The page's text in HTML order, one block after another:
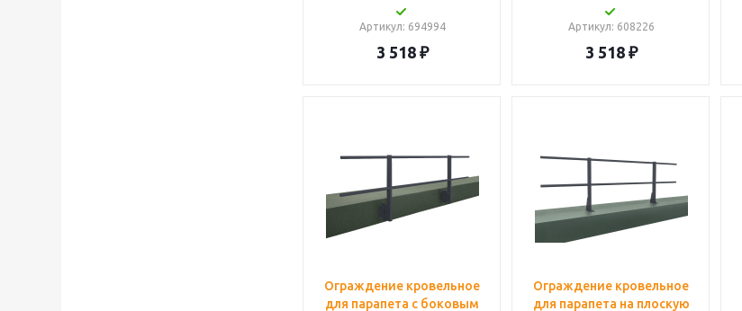
Артикул: 694994
3 518₽
Артикул: 608226
3 518₽
Ограждение кровельное
для парапета с боковым
Ограждение кровельное
для парапета на плоскую